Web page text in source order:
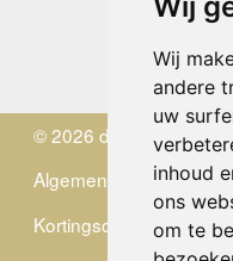
Wij
andere
uw
inhoud
ons
om te
Vrijdag
© 2026 de Zwerver
Algemene
Kortingscode